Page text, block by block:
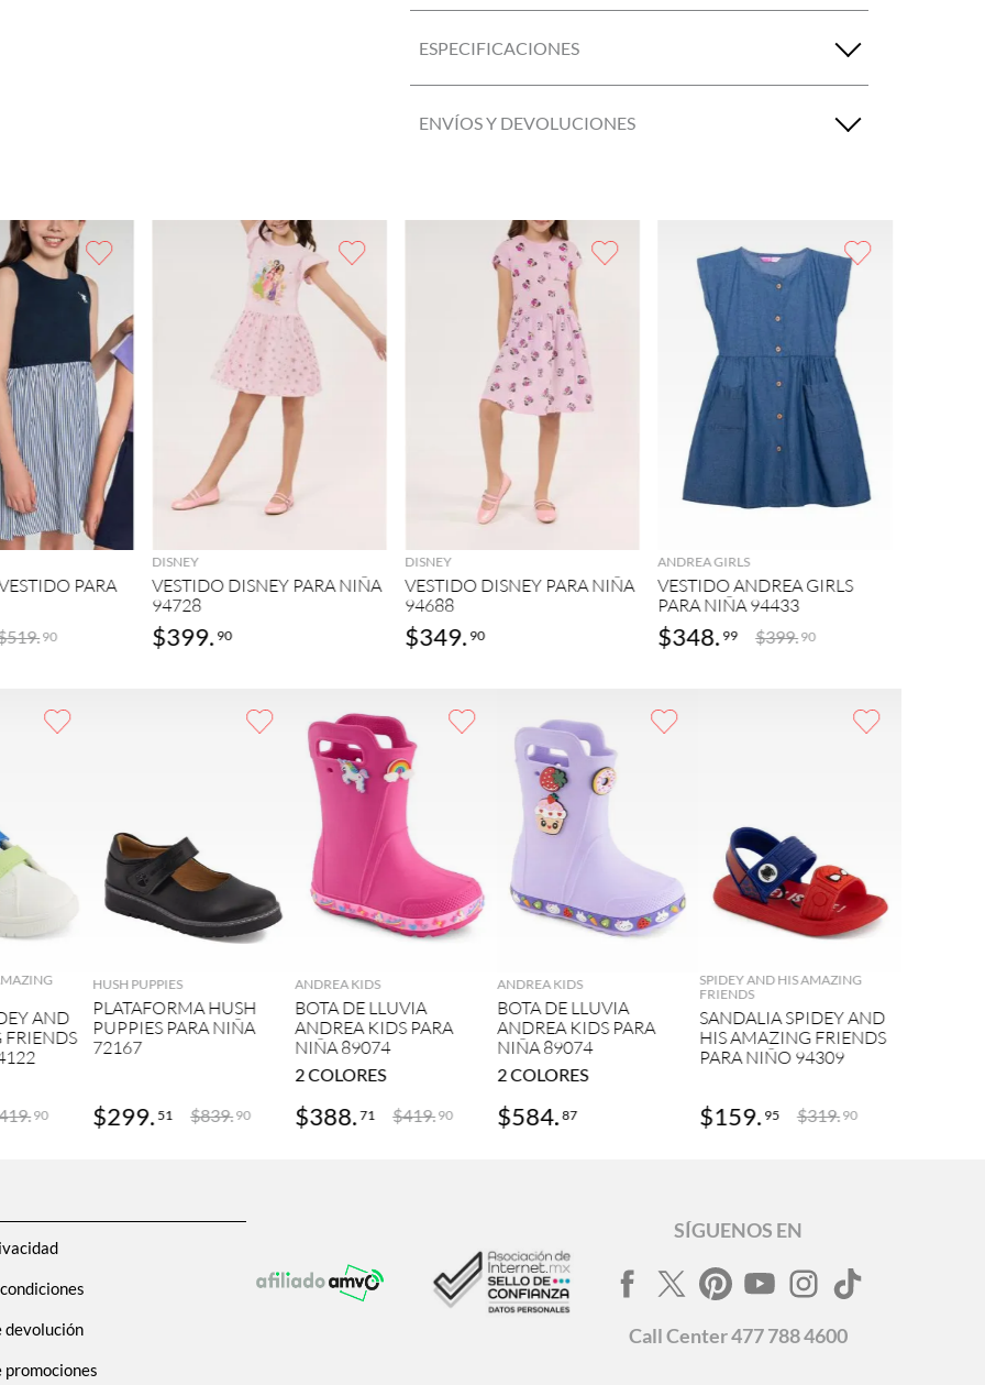
ESPECIFICACIONES
ENVÍOS Y DEVOLUCIONES
PARA
519.90
AGREGAR
DISNEY
VESTIDO DISNEY PARA NIÑA
94728
$399. 90
AGREGAR
DISNEY
VESTIDO DISNEY PARA NIÑA
94688
$349. 90
ANDREA GIRLS
VESTIDO ANDREA GIRLS
PARA NIÑA 94433
$348. 99 $399. 90
AND
.90
AGREGAR
HUSH PUPPIES
PLATAFORMA HUSH
PUPPIES PARA NIÑA
72167
$299. 51 $839. 90
AGREGAR
ANDREA KIDS
BOTA DE LLUVIA
ANDREA KIDS PARA
NIÑA 89074
2COLORES
$388.71 $419. 90
AGREGAR
ANDREA KIDS
BOTA DE LLUVIA
ANDREA KIDS PARA
NIÑA 89074
2COLORES
$584.87
AGREGAR
SPIDEY AND HIS AMAZING
FRIENDS
SANDALIA SPIDEY AND
HIS AMAZING FRIENDS
PARA NIÑO 94309
$159. 95 $319. 90
devolución
promociones
SÍGUENOS EN
CallCenter477 788 4600